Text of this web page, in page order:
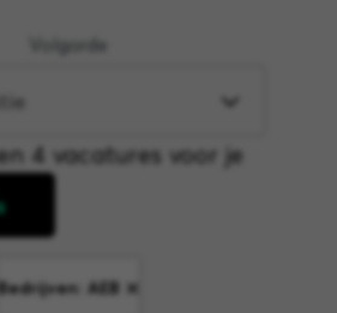
Volgorde
4 vacatures voor je
Bedrijven: AEB